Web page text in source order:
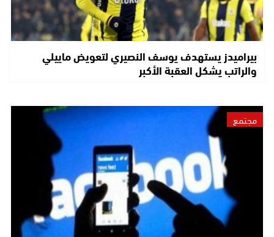
بيراميدز يستهدف يوسف النصيري لتعويض ماييلي
والراتب يشكل العقبة الأكبر
مجتمع